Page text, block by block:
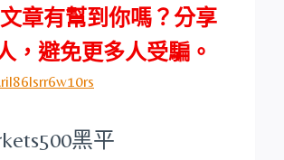
章有幫到你嗎？分享
，避免更多人受騙。
黑平